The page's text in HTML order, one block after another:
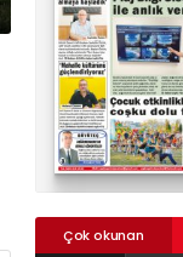
Çok okunan